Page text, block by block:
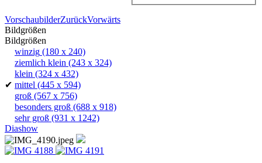
VorschaubilderZurückVorwärts
Bildgrößen
Bildgrößen
winzig (180 x 240)
ziemlich klein (243 x 324)
klein (324 x 432)
✔ mittel (445 x 594)
groß (567 x 756)
besonders groß (688 x 918)
sehr groß (931 x 1242)
Diashow